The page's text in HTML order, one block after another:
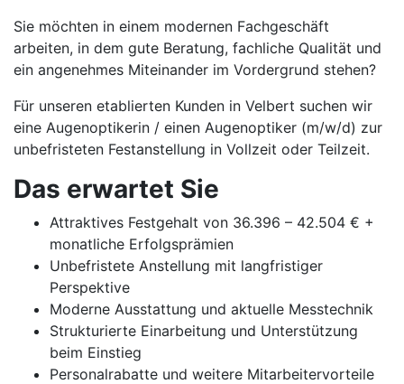
Sie möchten in einem modernen Fachgeschäft
arbeiten, in dem gute Beratung, fachliche Qualität und
ein angenehmes Miteinander im Vordergrund stehen?
Für unseren etablierten Kunden in Velbert suchen wir
eine Augenoptikerin / einen Augenoptiker (m/w/d) zur
unbefristeten Festanstellung in Vollzeit oder Teilzeit.
Das erwartet Sie
Attraktives Festgehalt von 36.396 – 42.504 € +
monatliche Erfolgsprämien
Unbefristete Anstellung mit langfristiger
Perspektive
Moderne Ausstattung und aktuelle Messtechnik
Strukturierte Einarbeitung und Unterstützung
beim Einstieg
Personalrabatte und weitere Mitarbeitervorteile